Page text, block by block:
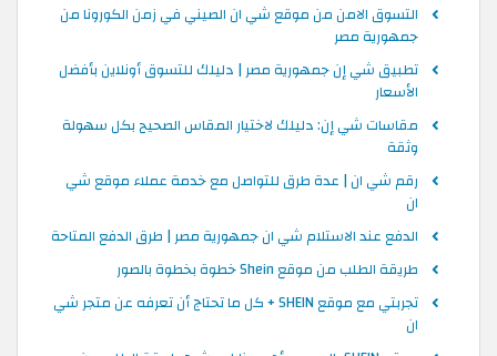
التسوق الامن من موقع شي ان الصيني في زمن الكورونا من
جمهورية مصر
تطبيق شي إن جمهورية مصر | دليلك للتسوق أونلاين بأفضل
الأسعار
مقاسات شي إن: دليلك لاختيار المقاس الصحيح بكل سهولة
وثقة
رقم شي ان | عدة طرق للتواصل مع خدمة عملاء موقع شي
ان
الدفع عند الاستلام شي ان جمهورية مصر | طرق الدفع المتاحة
طريقة الطلب من موقع Shein خطوة بخطوة بالصور
تجربتي مع موقع SHEIN + كل ما تحتاج أن تعرفه عن متجر شي
ان